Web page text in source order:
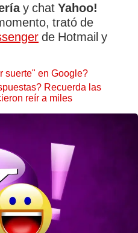
y chat Yahoo!
trató de
de Hotmail y
suerte" en Google?
Recuerda las
reír a miles